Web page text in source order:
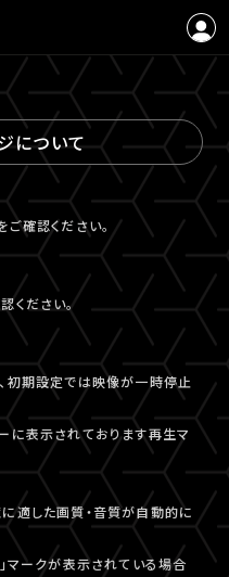
について
ご確認ください。
ください。
初期設定では映像が一時停止
に表示されております再生マ
適した画質・音質が自動的に
マークが表示されている場合